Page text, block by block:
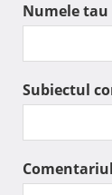
Numele tau
Subiectul